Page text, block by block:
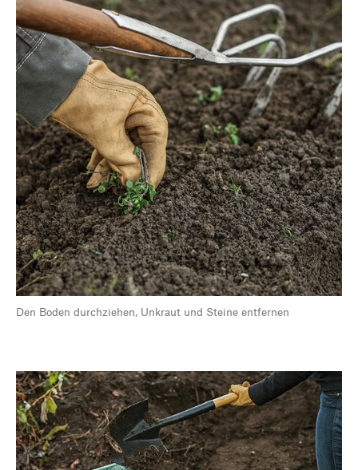
Den Boden durchziehen, Unkraut und Steine entfernen